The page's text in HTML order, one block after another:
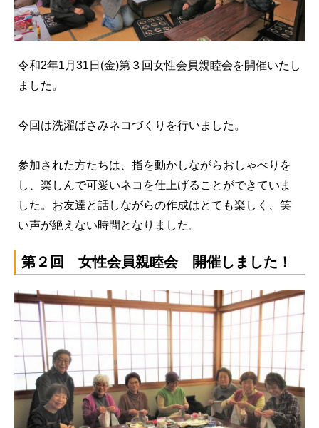
令和2年1 月 31 日 (金)第３回女性会員親睦会を開催いたし
ました。
今回は洗濯ばさみネコづくりを行いました。
参加された方たちは、指を動かしながらおしゃべりを
し、楽しんで可愛いネコを仕上げることができていま
した。お友達と話しながらの作成はとても楽しく、笑
い声が絶えない時間となりました。
第２回 女性会員親睦会 開催しました！